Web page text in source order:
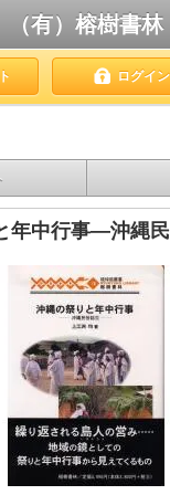
（有）榕樹書林
ログイン
年中行事―沖縄